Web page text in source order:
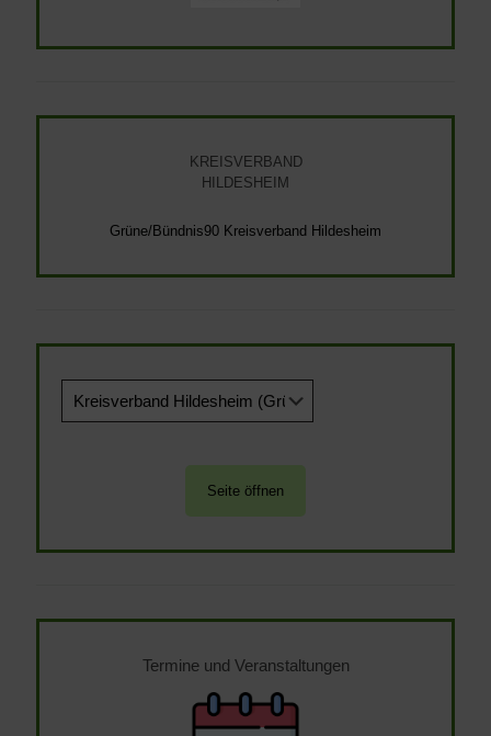
KREISVERBAND
HILDESHEIM
Grüne/Bündnis90 Kreisverband Hildesheim
Termine und Veranstaltungen